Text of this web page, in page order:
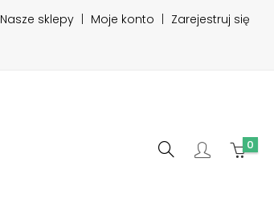
Nasze sklepy Moje konto Zarejestruj się
0